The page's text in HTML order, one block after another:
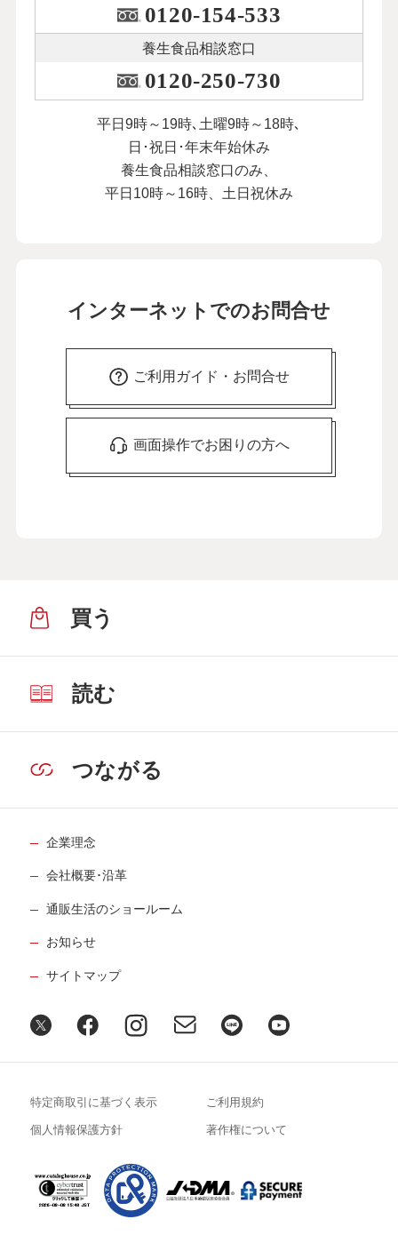
0120-154-533
養生食品相談窓口
0120-250-730
平日9時～19時､土曜9時～18時､
日･祝日･年末年始休み
養生食品相談窓口のみ、
平日10時～16時、土日祝休み
インターネットでのお問合せ
ご利用ガイド・お問合せ
画面操作でお困りの方へ
買う
読む
つながる
企業理念
会社概要･沿革
通販生活のショールーム
お知らせ
サイトマップ
特定商取引に基づく表示 ご利用規約
個人情報保護方針 著作権について